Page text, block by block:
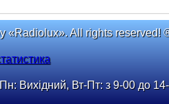
«Radiolux». All rights reserved!
Вихідний, Вт-Пт: з 9-00 до